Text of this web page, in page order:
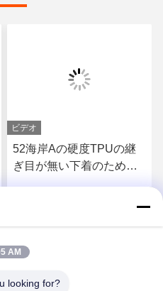
ビデオ
52海岸Aの硬度TPUの継
ぎ目が無い下着のための
AM
looking for?